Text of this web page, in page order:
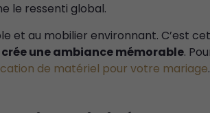
le ressenti global.
et au mobilier environnant. C’est
une ambiance mémorable.
de matériel pour votre mariage.